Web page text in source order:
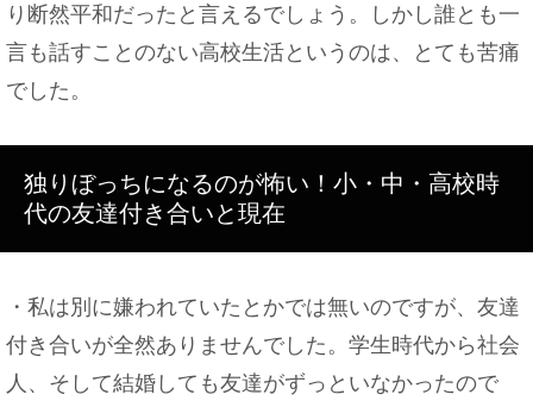
り断然平和だったと言えるでしょう。しかし誰とも一
言も話すことのない高校生活というのは、とても苦痛
でした。
独りぼっちになるのが怖い！小・中・高校時
代の友達付き合いと現在
・私は別に嫌われていたとかでは無いのですが、友達
付き合いが全然ありませんでした。学生時代から社会
人、そして結婚しても友達がずっといなかったので